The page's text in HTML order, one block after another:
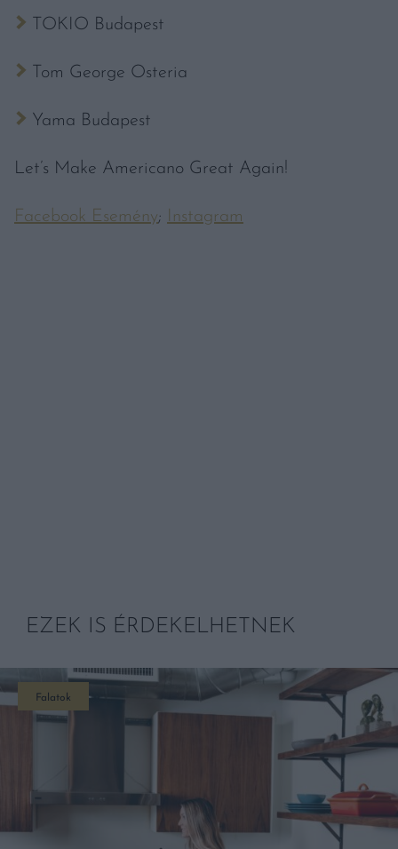
TOKIO Budapest
Tom George Osteria
Yama Budapest
Let’s Make Americano Great Again!
Facebook Esemény; Instagram
EZEK IS ÉRDEKELHETNEK
Falatok